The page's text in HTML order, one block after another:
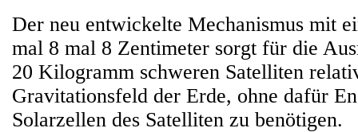
Der neu entwickelte Mechanismus mit
mal 8 mal 8 Zentimeter sorgt für die
20 Kilogramm schweren Satelliten
Gravitationsfeld der Erde, ohne dafür
Solarzellen des Satelliten zu benötigen.